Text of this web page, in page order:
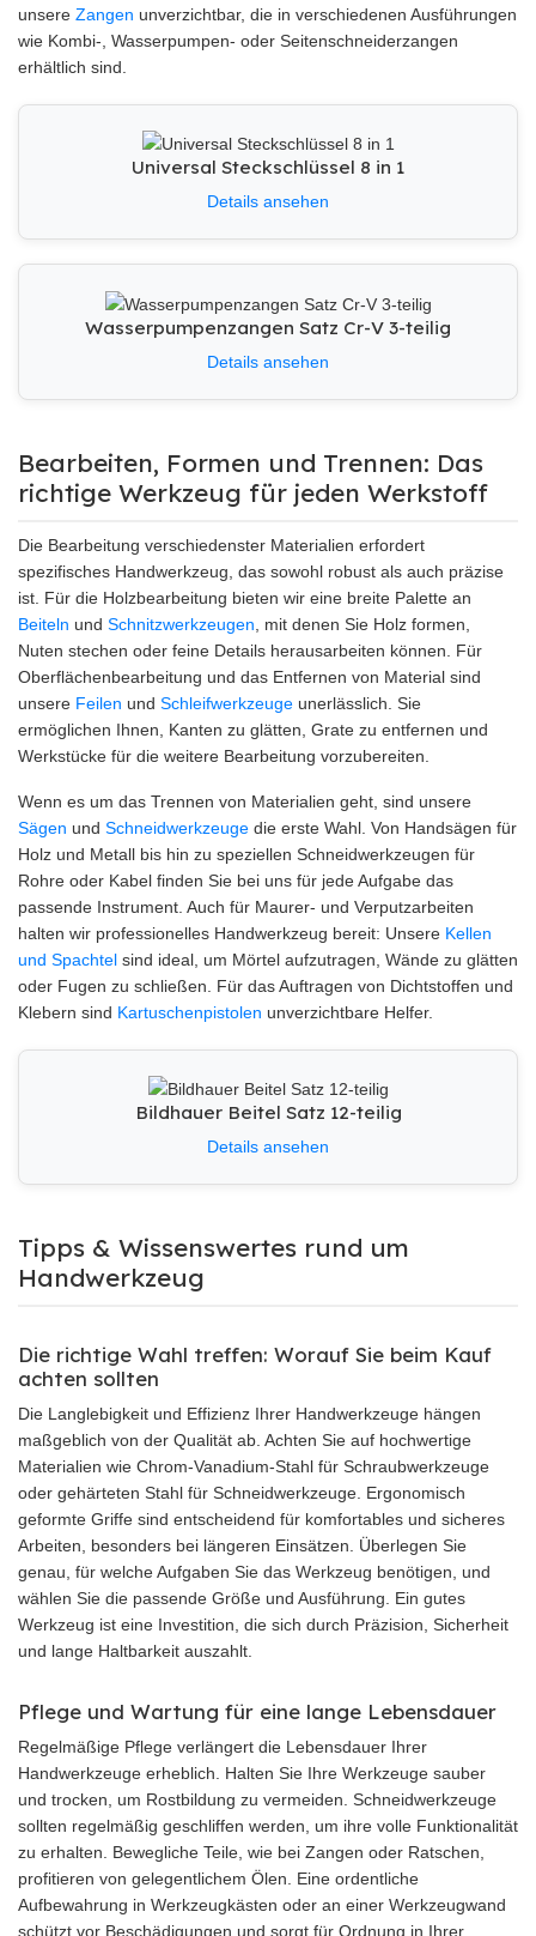
unsere Zangen unverzichtbar, die in verschiedenen Ausführungen
wie Kombi-, Wasserpumpen- oder Seitenschneiderzangen
erhältlich sind.
Universal Steckschlüssel 8 in 1
Details ansehen
Wasserpumpenzangen Satz Cr-V 3-teilig
Details ansehen
Bearbeiten, Formen und Trennen: Das
richtige Werkzeug für jeden Werkstoff
Die Bearbeitung verschiedenster Materialien erfordert
spezifisches Handwerkzeug, das sowohl robust als auch präzise
ist. Für die Holzbearbeitung bieten wir eine breite Palette an
Beiteln und Schnitzwerkzeugen , mit denen Sie Holz formen,
Nuten stechen oder feine Details herausarbeiten können. Für
Oberflächenbearbeitung und das Entfernen von Material sind
unsere Feilen und Schleifwerkzeuge unerlässlich. Sie
ermöglichen Ihnen, Kanten zu glätten, Grate zu entfernen und
Werkstücke für die weitere Bearbeitung vorzubereiten.
Wenn es um das Trennen von Materialien geht, sind unsere
Sägen und Schneidwerkzeuge die erste Wahl. Von Handsägen für
Holz und Metall bis hin zu speziellen Schneidwerkzeugen für
Rohre oder Kabel finden Sie bei uns für jede Aufgabe das
passende Instrument. Auch für Maurer- und Verputzarbeiten
halten wir professionelles Handwerkzeug bereit: Unsere Kellen
und Spachtel sind ideal, um Mörtel aufzutragen, Wände zu glätten
oder Fugen zu schließen. Für das Auftragen von Dichtstoffen und
Klebern sind Kartuschenpistolen unverzichtbare Helfer.
Bildhauer Beitel Satz 12-teilig
Details ansehen
Tipps & Wissenswertes rund um
Handwerkzeug
Die richtige Wahl treffen: Worauf Sie beim Kauf
achten sollten
Die Langlebigkeit und Effizienz Ihrer Handwerkzeuge hängen
maßgeblich von der Qualität ab. Achten Sie auf hochwertige
Materialien wie Chrom-Vanadium-Stahl für Schraubwerkzeuge
oder gehärteten Stahl für Schneidwerkzeuge. Ergonomisch
geformte Griffe sind entscheidend für komfortables und sicheres
Arbeiten, besonders bei längeren Einsätzen. Überlegen Sie
genau, für welche Aufgaben Sie das Werkzeug benötigen, und
wählen Sie die passende Größe und Ausführung. Ein gutes
Werkzeug ist eine Investition, die sich durch Präzision, Sicherheit
und lange Haltbarkeit auszahlt.
Pflege und Wartung für eine lange Lebensdauer
Regelmäßige Pflege verlängert die Lebensdauer Ihrer
Handwerkzeuge erheblich. Halten Sie Ihre Werkzeuge sauber
und trocken, um Rostbildung zu vermeiden. Schneidwerkzeuge
sollten regelmäßig geschliffen werden, um ihre volle Funktionalität
zu erhalten. Bewegliche Teile, wie bei Zangen oder Ratschen,
profitieren von gelegentlichem Ölen. Eine ordentliche
Aufbewahrung in Werkzeugkästen oder an einer Werkzeugwand
schützt vor Beschädigungen und sorgt für Ordnung in Ihrer